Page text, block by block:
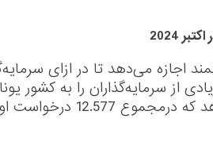
اجازه می‌دهد تا در ازای
از سرمایه‌گذاران را به کشور
وزارت مهاجرت و پناهندگی